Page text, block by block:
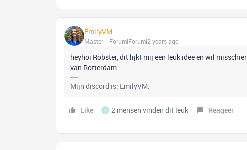
EmilyVM
Master Forum|Forum|2 years ago
heyhoi Robster, dit lijkt mij een leuk idee en wil
van Rotterdam
Mijn discord is: EmilyVM.
Like I 2 mensen vinden dit leuk Reageer